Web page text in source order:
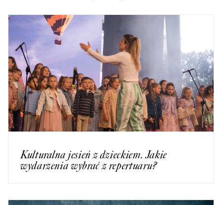
Kulturalna jesień z dzieckiem. Jakie
wydarzenia wybrać z repertuaru?